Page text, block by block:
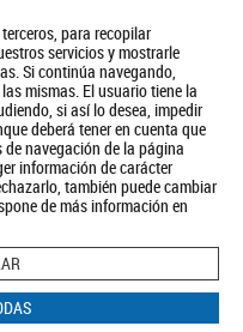
para recopilar
servicios y mostrarle
Si continúa navegando,
mismas. El usuario tiene la
si así lo desea, impedir
deberá tener en cuenta que
navegación de la página
información de carácter
también puede cambiar
de más información en
de Privacidad Aviso Legal
Política de Cookies
BUSCAR